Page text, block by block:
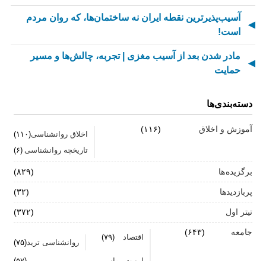
آسیب‌پذیرترین نقطه ایران نه ساختمان‌ها، که روان مردم
است!
مادر شدن بعد از آسیب مغزی | تجربه، چالش‌ها و مسیر
حمایت
رهبران خاکستری | وقتی خم کردن قوانین، قدرت می‌آورد
فناوری‌های نوین جایگزین تجربه انسانی در روان‌شناسی
نیستند
روان‌شناسی زرد | جاذبه‌ها، چالش‌ها و آسیب‌ها
دسته‌بندی‌ها
آموزش و اخلاق (۱۱۶)
اخلاق روانشناسی(۱۱۰)
تاریخچه روانشناسی (۶)
برگزیده ها (۸۲۹)
پربازدیدها (۳۲)
تیتر اول (۳۷۲)
جامعه (۶۴۳)
اقتصاد (۷۹)
روانشناسی ترید(۷۵)